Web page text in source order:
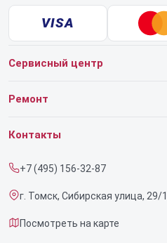
VISA
Сервисный центр
О нашем сервисе
Срочный ремонт
Доставка и способы оплаты
Диагностика
Ремонт
Роботов-пылесосов
Контакты
+7 (495) 156-32-87
г. Томск, Сибирская улица, 29/1
Посмотреть на карте